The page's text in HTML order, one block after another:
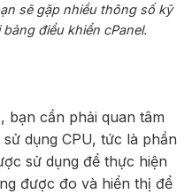
sẽ gặp nhiều thông số kỹ
điều khiển cPanel.
bạn cần phải quan tâm
dụng CPU, tức là phần
sử dụng để thực hiện
được đo và hiển thị để